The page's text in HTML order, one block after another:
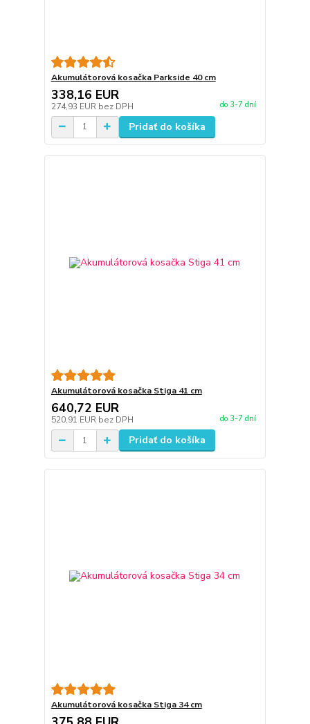
Akumulátorová kosačka Parkside 40 cm
338,16 EUR
274,93 EUR bez DPH do 3-7 dní
Pridať do košíka
Akumulátorová kosačka Stiga 41 cm
640,72 EUR
520,91 EUR bez DPH do 3-7 dní
Pridať do košíka
Akumulátorová kosačka Stiga 34 cm